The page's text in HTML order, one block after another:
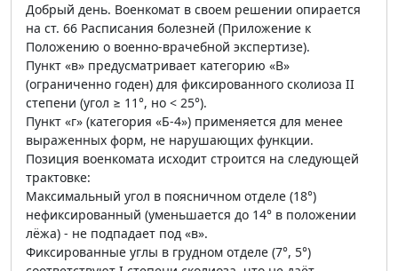
Добрый день. Военкомат в своем решении опирается
на ст. 66 Расписания болезней (Приложение к
Положению о военно-врачебной экспертизе).
Пункт «в» предусматривает категорию «В»
(ограниченно годен) для фиксированного сколиоза II
степени (угол ≥ 11°, но < 25°).
Пункт «г» (категория «Б-4») применяется для менее
выраженных форм, не нарушающих функции.
Позиция военкомата исходит строится на следующей
трактовке:
Максимальный угол в поясничном отделе (18°)
нефиксированный (уменьшается до 14° в положении
лёжа) - не подпадает под «в».
Фиксированные углы в грудном отделе (7°, 5°)